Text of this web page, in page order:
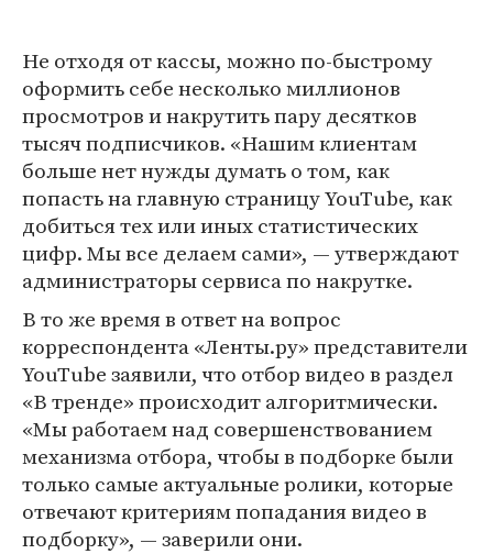
Не отходя от кассы, можно по-быстрому
оформить себе несколько миллионов
просмотров и накрутить пару десятков
тысяч подписчиков. «Нашим клиентам
больше нет нужды думать о том, как
попасть на главную страницу YouTube, как
добиться тех или иных статистических
цифр. Мы все делаем сами», — утверждают
администраторы сервиса по накрутке.
В то же время в ответ на вопрос
корреспондента «Ленты.ру» представители
YouTube заявили, что отбор видео в раздел
«В тренде» происходит алгоритмически.
«Мы работаем над совершенствованием
механизма отбора, чтобы в подборке были
только самые актуальные ролики, которые
отвечают критериям попадания видео в
подборку», — заверили они.